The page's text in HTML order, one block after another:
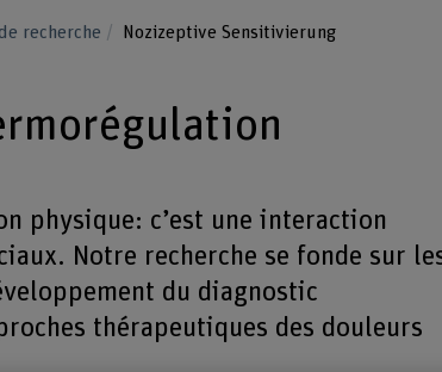
recherche Nozizeptive Sensitivierung
physique: c’est une interaction
Notre recherche se fonde sur
du diagnostic
thérapeutiques des douleurs